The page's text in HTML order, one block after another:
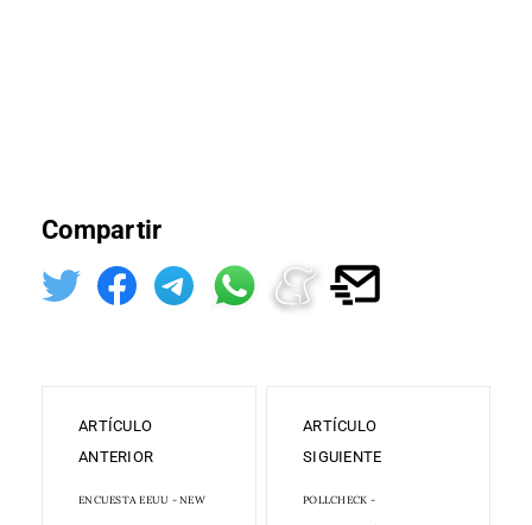
Compartir
ARTÍCULO
ANTERIOR
ENCUESTA EEUU - NEW
ARTÍCULO
SIGUIENTE
POLLCHECK -